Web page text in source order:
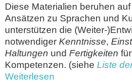
Diese Materialien beruhen
Ansätzen zu Sprachen und
unterstützen die (Weiter-
notwendiger Kenntnisse,
Haltungen und Fertigkeiten
Kompetenzen. (siehe Liste
Weiterlesen